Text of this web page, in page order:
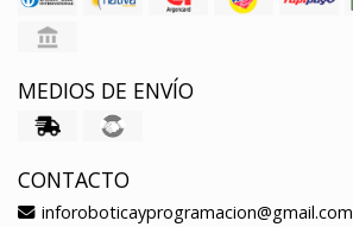
MEDIOS DE ENVÍO
CONTACTO
inforoboticayprogramacion@gmail.com